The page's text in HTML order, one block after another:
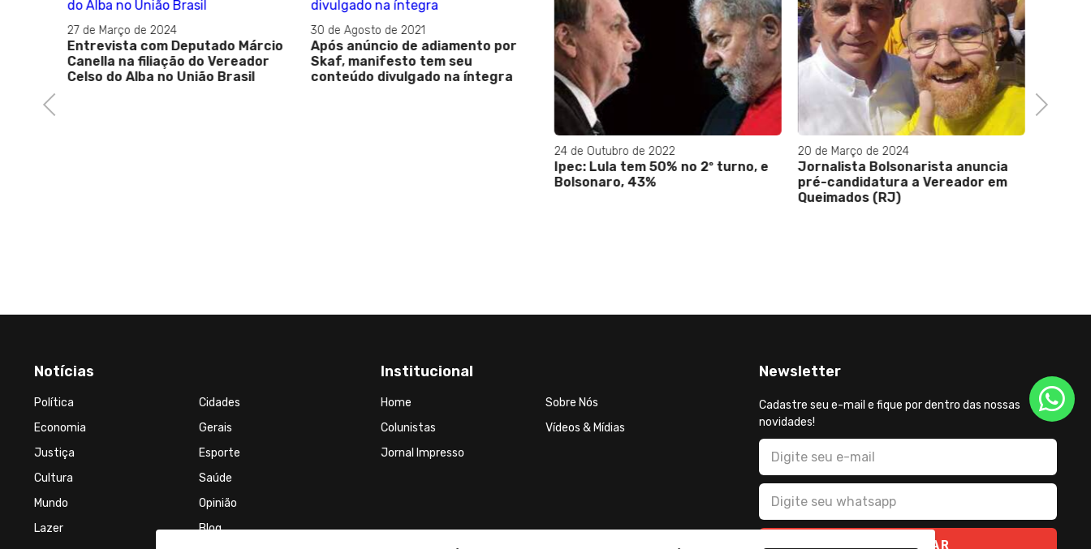
Previous
27 de Março de 2024
Entrevista com Deputado Márcio
Canella na filiação do Vereador
Celso do Alba no União Brasil
30 de Agosto de 2021
Após anúncio de adiamento por
Skaf, manifesto tem seu
conteúdo divulgado na íntegra
24 de Outubro de 2022
Ipec: Lula tem 50% no 2º turno, e
Bolsonaro, 43%
20 de Março de 2024
Jornalista Bolsonarista anuncia
pré-candidatura a Vereador em
Queimados (RJ)
Next
Notícias
Política
Cidades
Economia
Gerais
Justiça
Esporte
Cultura
Saúde
Mundo
Opinião
Lazer
Blog
Institucional
Home
Sobre Nós
Colunistas
Vídeos & Mídias
Jornal Impresso
Newsletter
Cadastre seu e-mail e fique por dentro das nossas
novidades!
CADASTRAR